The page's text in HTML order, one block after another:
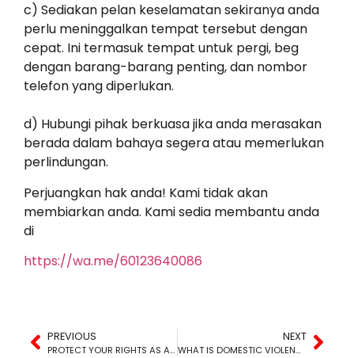
c) Sediakan pelan keselamatan sekiranya anda
perlu meninggalkan tempat tersebut dengan
cepat. Ini termasuk tempat untuk pergi, beg
dengan barang-barang penting, dan nombor
telefon yang diperlukan.
d) Hubungi pihak berkuasa jika anda merasakan
berada dalam bahaya segera atau memerlukan
perlindungan.
Perjuangkan hak anda! Kami tidak akan
membiarkan anda. Kami sedia membantu anda
di
https://wa.me/60123640086
PREVIOUS
PROTECT YOUR RIGHTS AS A BUSINESS OWNER! LEARN WHAT A TRADEMARK IS
NEXT
WHAT IS DOMESTIC VIOLENCE?